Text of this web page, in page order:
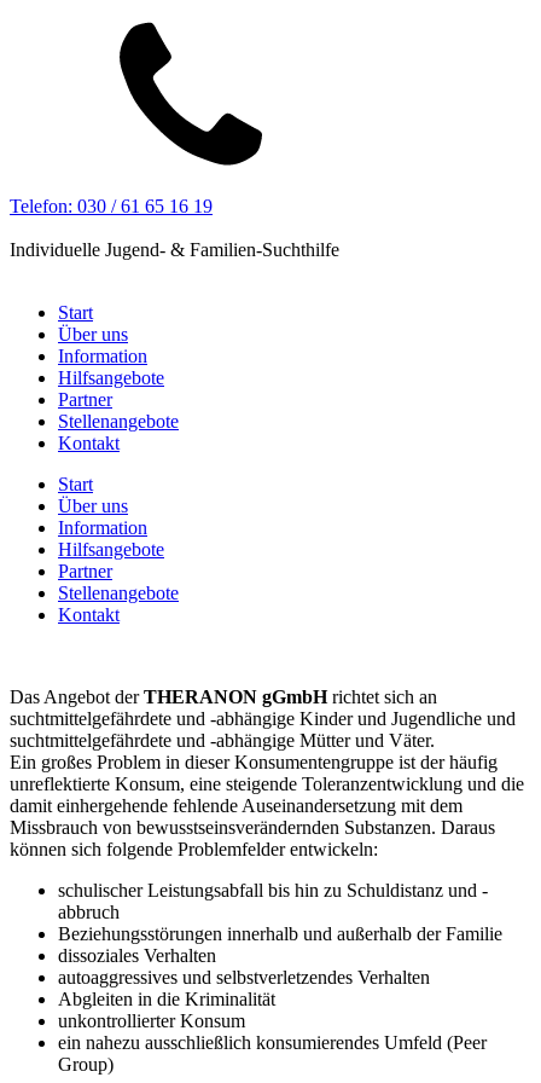
Telefon: 030 / 61 65 16 19
Individuelle Jugend- & Familien-Suchthilfe
Start
Über uns
Information
Hilfsangebote
Partner
Stellenangebote
Kontakt
Start
Über uns
Information
Hilfsangebote
Partner
Stellenangebote
Kontakt
Das Angebot derTHERANON gGmbHrichtet sich an
suchtmittelgefährdete und -abhängige Kinder und Jugendliche und
suchtmittelgefährdete und -abhängige Mütter und Väter.
Ein großes Problem in dieser Konsumentengruppe ist der häufig
unreflektierte Konsum, eine steigende Toleranzentwicklung und die
damit einhergehende fehlende Auseinandersetzung mit dem
Missbrauch von bewusstseinsverändernden Substanzen. Daraus
können sich folgende Problemfelder entwickeln:
schulischer Leistungsabfall bis hin zu Schuldistanz und -
abbruch
Beziehungsstörungen innerhalb und außerhalb der Familie
dissoziales Verhalten
autoaggressives und selbstverletzendes Verhalten
Abgleiten in die Kriminalität
unkontrollierter Konsum
ein nahezu ausschließlich konsumierendes Umfeld (Peer
Group)